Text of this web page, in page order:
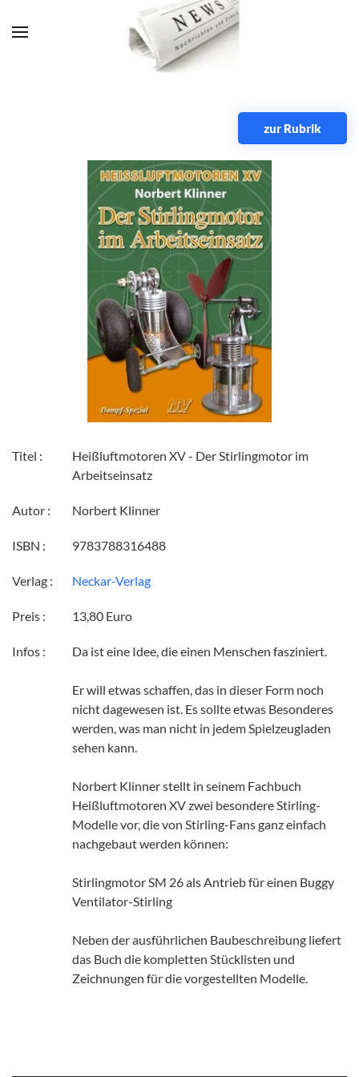
Zum Hauptinhalt springen
zur Rubrik
Titel :
Heißluftmotoren XV - Der Stirlingmotor im
Arbeitseinsatz
Autor : Norbert Klinner
ISBN : 9783788316488
Verlag : Neckar-Verlag
Preis : 13,80 Euro
Infos : Da ist eine Idee, die einen Menschen fasziniert.
Er will etwas schaffen, das in dieser Form noch
nicht dagewesen ist. Es sollte etwas Besonderes
werden, was man nicht in jedem Spielzeugladen
sehen kann.
Norbert Klinner stellt in seinem Fachbuch
Heißluftmotoren XV zwei besondere Stirling-
Modelle vor, die von Stirling-Fans ganz einfach
nachgebaut werden können:
Stirlingmotor SM 26 als Antrieb für einen Buggy
Ventilator-Stirling
Neben der ausführlichen Baubeschreibung liefert
das Buch die kompletten Stücklisten und
Zeichnungen für die vorgestellten Modelle.